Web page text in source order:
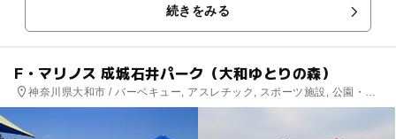
続きをみる
F・マリノス 成城石井パーク（大和ゆとりの森）
神奈川県大和市 / バーベキュー, アスレチック, スポーツ施設, 公園・総
合公園